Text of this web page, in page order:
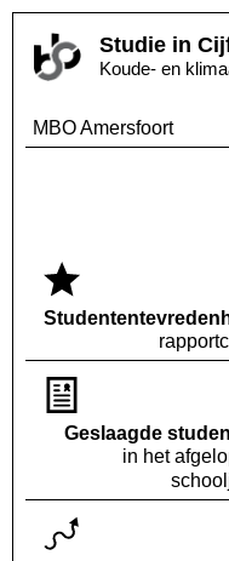
Studie in
Koude- en
MBO Amersfoort
Geslaagde
in het